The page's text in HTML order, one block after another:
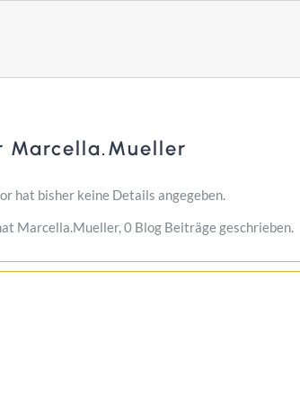
Marcella.Mueller
hat bisher keine Details angegeben.
Marcella.Mueller, 0 Blog Beiträge geschrieben.